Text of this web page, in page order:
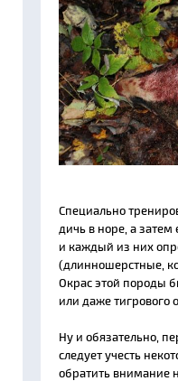
Специально
дичь в норе, а
и каждый из них
(длинношерстные,
Окрас этой породы
или даже тигрового
Ну и обязательно,
следует учесть
обратить внимание